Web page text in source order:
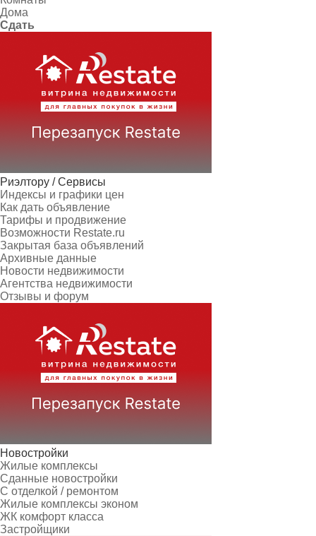
Дома
Сдать
Риэлтору / Сервисы
Индексы и графики цен
Как дать объявление
Тарифы и продвижение
Возможности Restate.ru
Закрытая база объявлений
Архивные данные
Новости недвижимости
Агентства недвижимости
Отзывы и форум
Новостройки
Жилые комплексы
Сданные новостройки
С отделкой / ремонтом
Жилые комплексы эконом
ЖК комфорт класса
Застройщики